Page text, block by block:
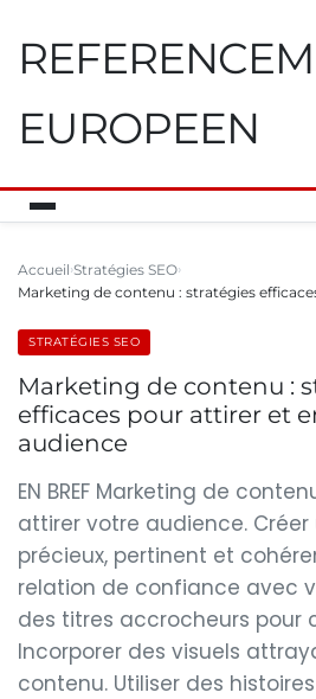
EUROPEEN
Accueil Stratégies SEO
Marketing de contenu : stratégies
STRATÉGIES SEO
Marketing de contenu :
efficaces pour attirer et
audience
EN BREF Marketing de
attirer votre audience.
précieux, pertinent et
relation de confiance avec
des titres accrocheurs pour
Incorporer des visuels
contenu. Utiliser des